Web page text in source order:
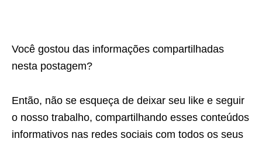
Você gostou das informações compartilhadas
nesta postagem?
Então, não se esqueça de deixar seu like e seguir
o nosso trabalho, compartilhando esses conteúdos
informativos nas redes sociais com todos os seus